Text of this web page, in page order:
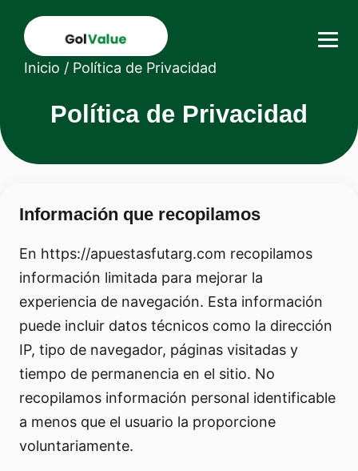
Inicio / Política de Privacidad
Política de Privacidad
Información que recopilamos
En https://apuestasfutarg.com recopilamos
información limitada para mejorar la
experiencia de navegación. Esta información
puede incluir datos técnicos como la dirección
IP, tipo de navegador, páginas visitadas y
tiempo de permanencia en el sitio. No
recopilamos información personal identificable
a menos que el usuario la proporcione
voluntariamente.